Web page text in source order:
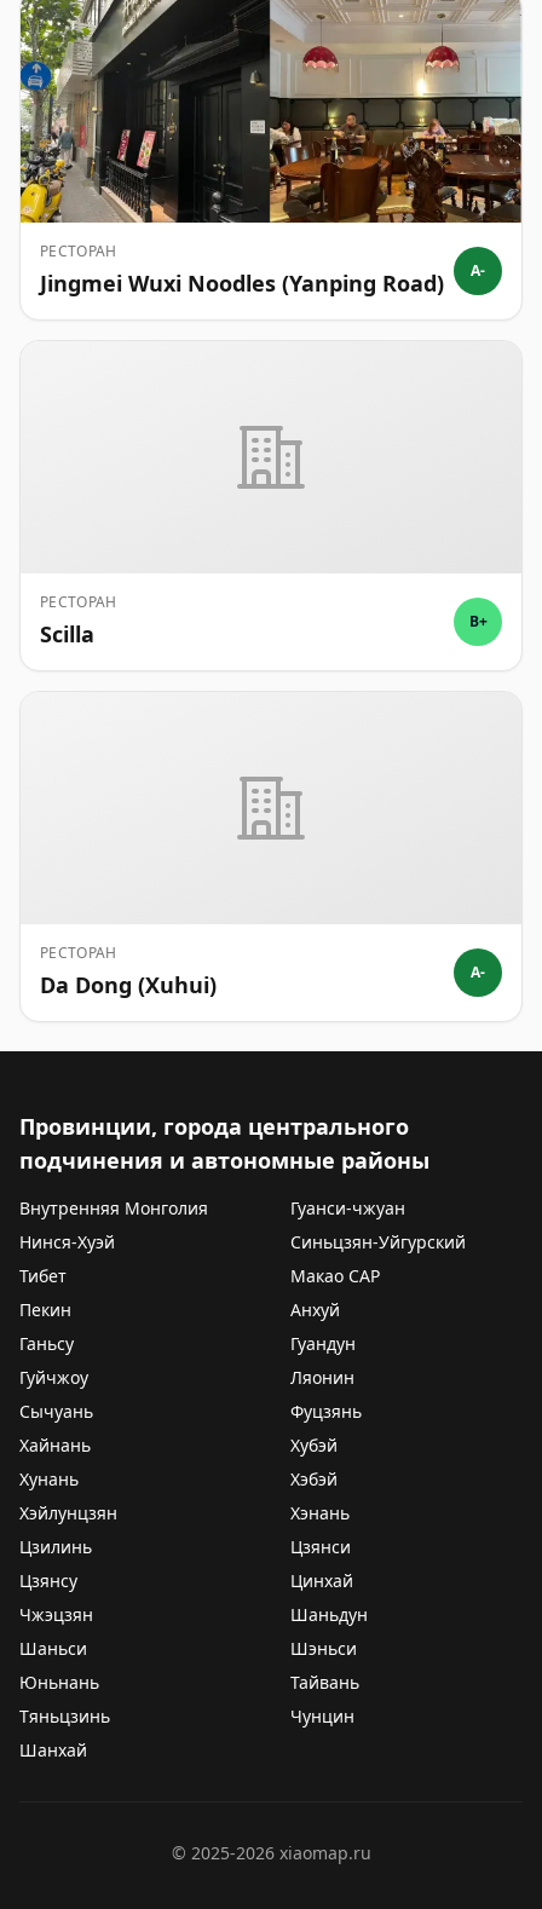
РЕСТОРАН
Jingmei Wuxi Noodles (Yanping Road) A-
РЕСТОРАН
Scilla B+
РЕСТОРАН
Da Dong (Xuhui) A-
Провинции, города центрального
подчинения и автономные районы
Внутренняя Монголия
Гуанси-чжуан
Нинся-Хуэй
Синьцзян-Уйгурский
Тибет
Макао САР
Пекин
Анхуй
Ганьсу
Гуандун
Гуйчжоу
Ляонин
Сычуань
Фуцзянь
Хайнань
Хубэй
Хунань
Хэбэй
Хэйлунцзян
Хэнань
Цзилинь
Цзянси
Цзянсу
Цинхай
Чжэцзян
Шаньдун
Шаньси
Шэньси
Юньнань
Тайвань
Тяньцзинь
Чунцин
Шанхай
© 2025-2026 xiaomap.ru